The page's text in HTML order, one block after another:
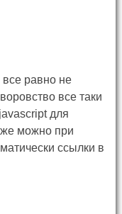
все равно не
все таки
для
можно при
ссылки в